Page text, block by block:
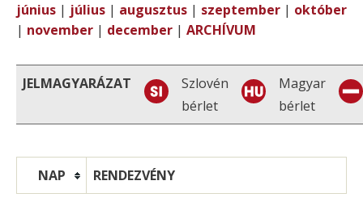
június | július | augusztus | szeptember | október
| november | december | ARCHÍVUM
JELMAGYARÁZAT
Szlovén
bérlet
Magyar
bérlet
NAP RENDEZVÉNY